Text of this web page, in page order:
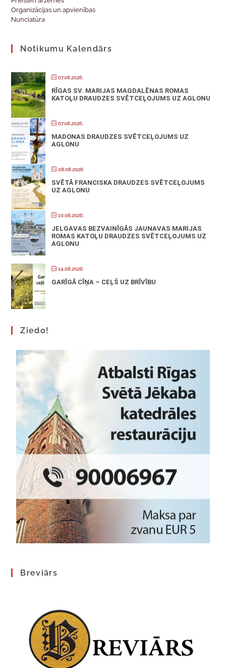
Organizācijas un apvienības
Nunciatūra
Notikumu Kalendārs
07.08.2026.
RĪGAS SV. MARIJAS MAGDALĒNAS ROMAS
KATOĻU DRAUDZES SVĒTCEĻOJUMS UZ AGLONU
07.08.2026.
MADONAS DRAUDZES SVĒTCEĻOJUMS UZ
AGLONU
08.08.2026.
SVĒTĀ FRANCISKA DRAUDZES SVĒTCEĻOJUMS
UZ AGLONU
10.08.2026.
JELGAVAS BEZVAINĪGĀS JAUNAVAS MARIJAS
ROMAS KATOĻU DRAUDZES SVĒTCEĻOJUMS UZ
AGLONU
14.08.2026.
GARĪGĀ CĪŅA – CEĻŠ UZ BRĪVĪBU
Ziedo!
Breviārs